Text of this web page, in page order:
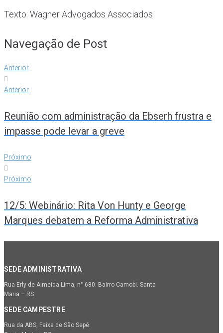
Texto: Wagner Advogados Associados
Navegação de Post
Anterior
Anterior
Reunião com administração da Ebserh frustra e
impasse pode levar a greve
Próximo
Próximo
12/5: Webinário: Rita Von Hunty e George
Marques debatem a Reforma Administrativa
SEDE ADMINISTRATIVA
Rua Erly de Almeida Lima, n° 680. Bairro Camobi. Santa
Maria – RS
SEDE CAMPESTRE
Rua da ABS, Faixa de São Sepé.